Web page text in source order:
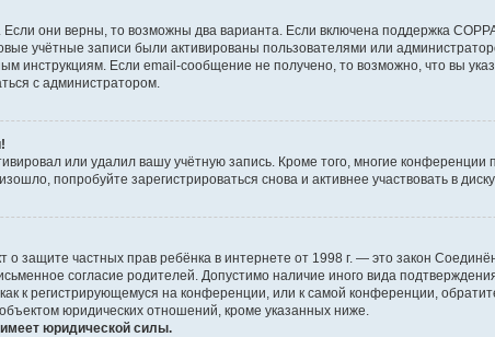
они верны, то возможны два варианта. Если включена поддержка
учётные записи были активированы пользователями или
инструкциям. Если email-сообщение не получено, то возможно, что вы
с администратором.
или удалил вашу учётную запись. Кроме того, многие
попробуйте зарегистрироваться снова и активнее участвовать в
о защите частных прав ребёнка в интернете от 1998 г. — это закон
согласие родителей. Допустимо наличие иного вида
к регистрирующемуся на конференции, или к самой конференции,
юридических отношений, кроме указанных ниже.
юридической силы.